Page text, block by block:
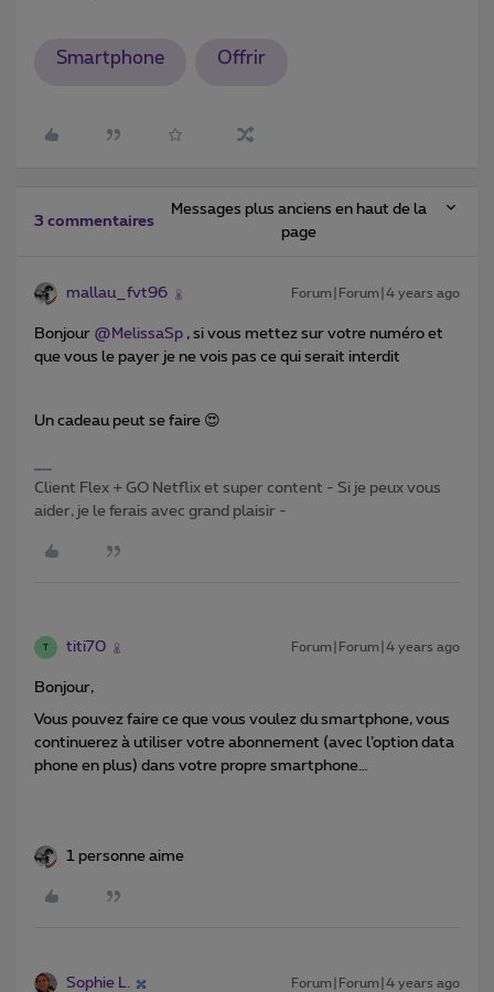
Smartphone Offrir
3 commentaires
Messages plus anciens en haut de la
page
mallau_fvt96 Forum|Forum|4 years ago
Bonjour @MelissaSp , si vous mettez sur votre numéro et
que vous le payer je ne vois pas ce qui serait interdit
Un cadeau peut se faire 😍
Client Flex + GO Netflix et super content - Si je peux vous
aider, je le ferais avec grand plaisir -
T titi70 Forum|Forum|4 years ago
Bonjour,
Vous pouvez faire ce que vous voulez du smartphone, vous
continuerez à utiliser votre abonnement (avec l’option data
phone en plus) dans votre propre smartphone…
1 personne aime
Sophie L. Forum|Forum|4 years ago